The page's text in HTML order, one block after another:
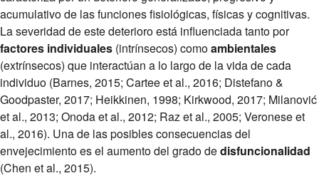
acumulativo de las funciones fisiológicas, físicas y cognitivas.
La severidad de este deterioro está influenciada tanto por
factores individuales (intrínsecos) comoambientales
(extrínsecos) que interactúan a lo largo de la vida de cada
individuo (Barnes, 2015; Cartee et al., 2016; Distefano &
Goodpaster, 2017; Heikkinen, 1998; Kirkwood, 2017; Milanović
et al., 2013; Onoda et al., 2012; Raz et al., 2005; Veronese et
al., 2016). Una de las posibles consecuencias del
envejecimiento es el aumento del grado dedisfuncionalidad
(Chen et al., 2015).